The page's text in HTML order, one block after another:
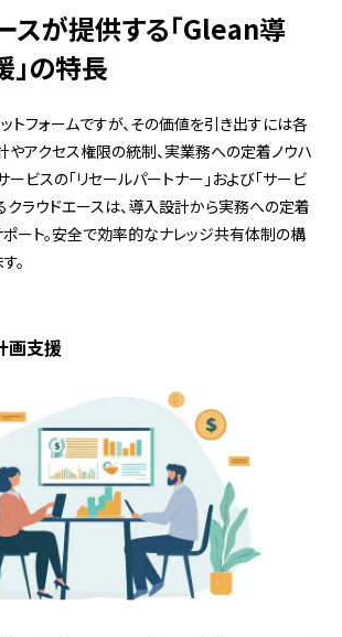
スが提供する「Glean導
」の特長
トフォームですが、その価値を引き出すには各
アクセス権限の統制、実業務への定着ノウハ
ービスの「リセールパートナー」および「サービ
クラウドエースは、導入設計から実務への定着
ート。安全で効率的なナレッジ共有体制の構
。
画支援